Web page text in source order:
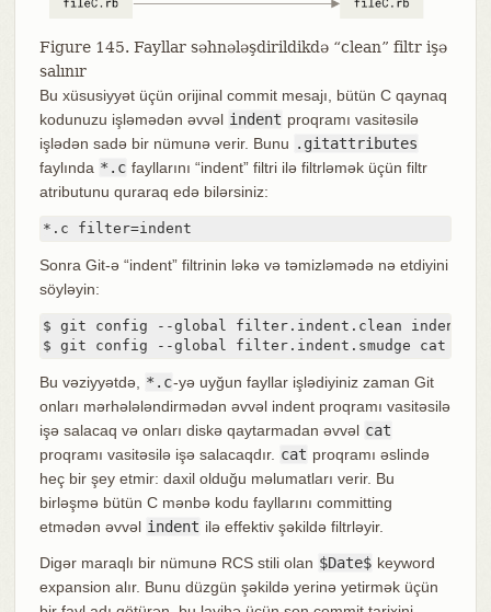
Figure 145. Fayllar səhnələşdirildikdə “clean” filtr işə
salınır
Bu xüsusiyyət üçün orijinal commit mesajı, bütün C qaynaq
kodunuzu işləmədən əvvəl indent proqramı vasitəsilə
işlədən sadə bir nümunə verir. Bunu .gitattributes
faylında *.c fayllarını “indent” filtri ilə filtrləmək üçün filtr
atributunu quraraq edə bilərsiniz:
*.c filter=indent
Sonra Git-ə “indent” filtrinin ləkə və təmizləmədə nə etdiyini
söyləyin:
$ git config --global filter.indent.clean indent
$ git config --global filter.indent.smudge cat
Bu vəziyyətdə, *.c-yə uyğun fayllar işlədiyiniz zaman Git
onları mərhələləndirmədən əvvəl indent proqramı vasitəsilə
işə salacaq və onları diskə qaytarmadan əvvəl cat
proqramı vasitəsilə işə salacaqdır. cat proqramı əslində
heç bir şey etmir: daxil olduğu məlumatları verir. Bu
birləşmə bütün C mənbə kodu fayllarını committing
etmədən əvvəl indent ilə effektiv şəkildə filtrləyir.
Digər maraqlı bir nümunə RCS stili olan $Date$ keyword
expansion alır. Bunu düzgün şəkildə yerinə yetirmək üçün